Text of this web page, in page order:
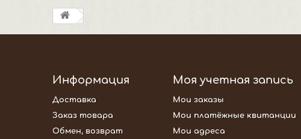
Информация
Доставка
Заказ товара
Обмен, возврат
Моя учетная запись
Мои заказы
Мои платёжные квитанции
Мои адреса